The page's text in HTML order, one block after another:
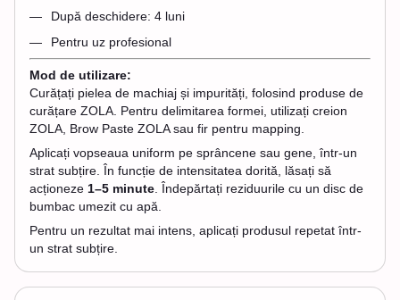
După deschidere: 4 luni
Pentru uz profesional
Mod de utilizare:
Curățați pielea de machiaj și impurități, folosind produse de
curățare ZOLA. Pentru delimitarea formei, utilizați creion
ZOLA, Brow Paste ZOLA sau fir pentru mapping.
Aplicați vopseaua uniform pe sprâncene sau gene, într-un
strat subțire. În funcție de intensitatea dorită, lăsați să
acționeze 1–5 minute . Îndepărtați reziduurile cu un disc de
bumbac umezit cu apă.
Pentru un rezultat mai intens, aplicați produsul repetat într-
un strat subțire.